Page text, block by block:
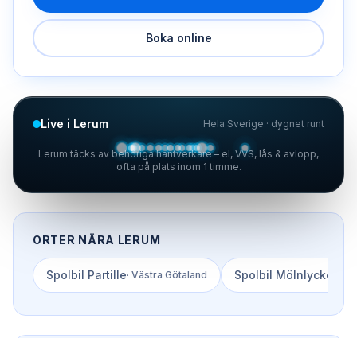
Boka online
Live i Lerum Hela Sverige · dygnet runt
Lerum täcks av behöriga hantverkare – el, VVS, lås & avlopp,
ofta på plats inom 1 timme.
ORTER NÄRA LERUM
Spolbil Partille· Västra Götaland Spolbil Mölnlycke